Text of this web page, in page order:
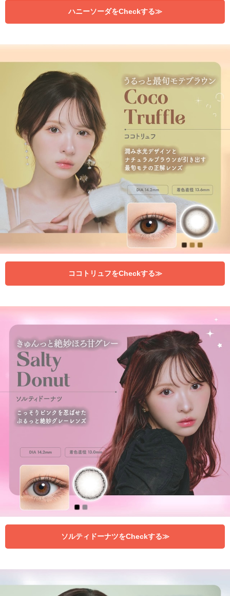
ハニーソーダをCheckする≫
ココトリュフをCheckする≫
ソルティドーナツをCheckする≫